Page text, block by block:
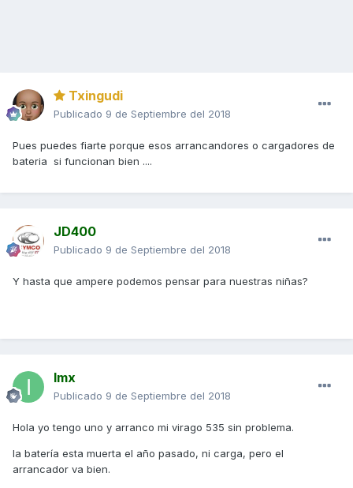
Txingudi
Publicado 9 de Septiembre del 2018
Pues puedes fiarte porque esos arrancandores o cargadores de
bateria si funcionan bien ....
JD400
Publicado 9 de Septiembre del 2018
Y hasta que ampere podemos pensar para nuestras niñas?
Imx
Publicado 9 de Septiembre del 2018
Hola yo tengo uno y arranco mi virago 535 sin problema.
la batería esta muerta el año pasado, ni carga, pero el
arrancador va bien.